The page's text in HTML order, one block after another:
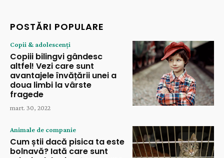
POSTĂRI POPULARE
Copii & adolescenți
Copiii bilingvi gândesc
altfel! Vezi care sunt
avantajele învățării unei a
doua limbi la vârste
fragede
mart. 30, 2022
Animale de companie
Cum știi dacă pisica ta este
bolnavă? Iată care sunt